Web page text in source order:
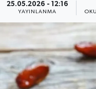
25.05.2026 - 12:16
YAYINLANMA
GENEL
HABERDE İNSAN
Haber Arşivi